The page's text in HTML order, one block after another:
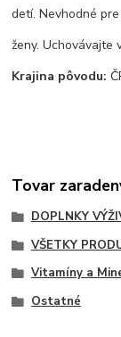
detí. Nevhodné
ženy. Uchovávajte
Krajina pôvodu:
Tovar
DOPLNKY
VŠETKY
Vitamíny a
Ostatné